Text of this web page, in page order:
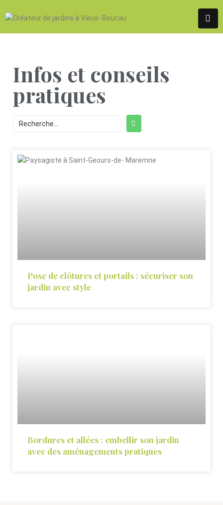
Infos et conseils
pratiques
Pose de clôtures et portails : sécuriser son
jardin avec style
Bordures et allées : embellir son jardin
avec des aménagements pratiques